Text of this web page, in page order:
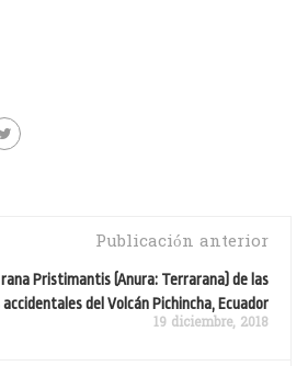
Publicación anterior
Pristimantis (Anura: Terrarana) de las
del Volcán Pichincha, Ecuador
19 diciembre, 2018